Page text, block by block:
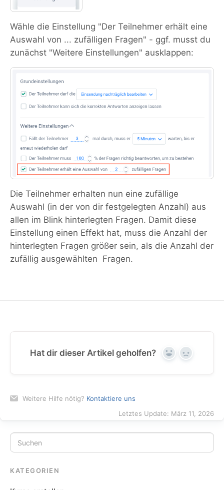
Wähle die Einstellung "Der Teilnehmer erhält eine
Auswahl von ... zufälligen Fragen" - ggf. musst du
zunächst "Weitere Einstellungen" ausklappen:
Die Teilnehmer erhalten nun eine zufällige
Auswahl (in der von dir festgelegten Anzahl) aus
allen im Blink hinterlegten Fragen. Damit diese
Einstellung einen Effekt hat, muss die Anzahl der
hinterlegten Fragen größer sein, als die Anzahl der
zufällig ausgewählten Fragen.
Hat dir dieser Artikel geholfen? Yes No
Weitere Hilfe nötig? Kontaktiere uns
Letztes Update: März 11, 2026
KATEGORIEN